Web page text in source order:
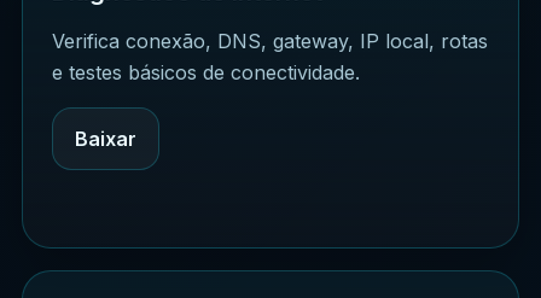
Verifica conexão, DNS, gateway, IP local, rotas
e testes básicos de conectividade.
Baixar